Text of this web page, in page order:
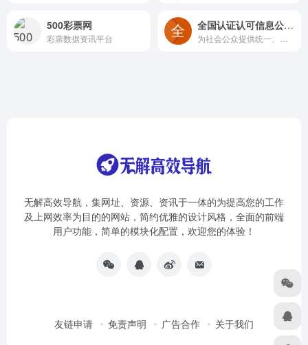
500彩票网
彩票数据资讯平台
全国认证认可信息公共服务平台
无解高效导航，集网址、资源、资讯于一体的为提高您的工作
及上网效率为目的的网站，简约优雅的设计风格，全面的前端
用户功能，简单的模块化配置，欢迎您的体验！
友链申请 免责声明 广告合作 关于我们